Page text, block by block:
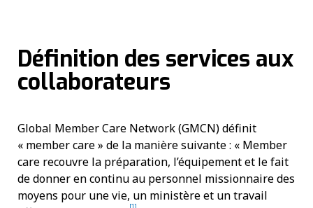
Définition des services aux
collaborateurs
Global Member Care Network (GMCN) définit
« member care » de la manière suivante : « Member
care recouvre la préparation, l’équipement et le fait
de donner en continu au personnel missionnaire des
moyens pour une vie, un ministère et un travail